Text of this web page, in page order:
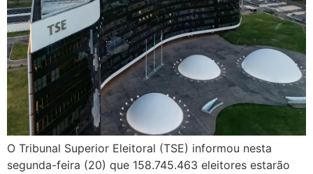
O Tribunal Superior Eleitoral (TSE) informou nesta
segunda-feira (20) que 158.745.463 eleitores estarão